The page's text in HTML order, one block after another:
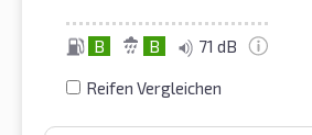
B B 71 dB
Reifen Vergleichen